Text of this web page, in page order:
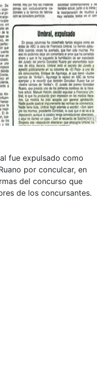
fue expulsado como
por conculcar, en
del concurso que
de los concursantes.